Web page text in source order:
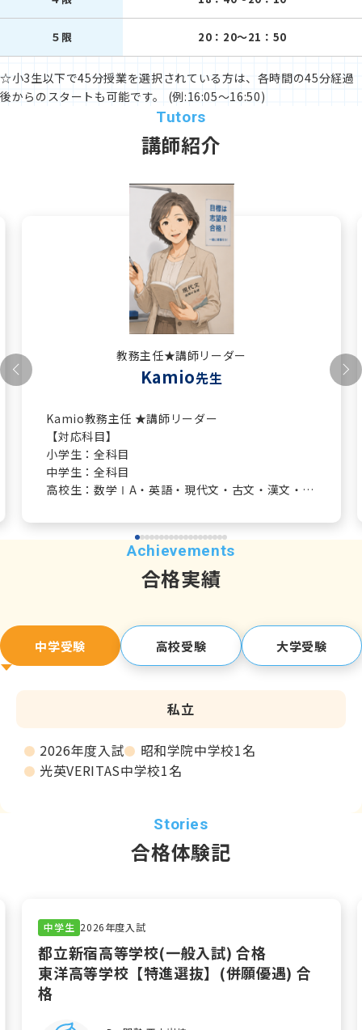
５限 20：20～21：50
☆小3生以下で45分授業を選択されている方は、各時間の45分経過
後からのスタートも可能です。 (例:16:05～16:50)
講師紹介
教務主任★講師リーダー
Kamio先生
Kamio教務主任 ★講師リーダー
【対応科目】
小学生：全科目
中学生：全科目
高校生：数学ⅠA・英語・現代文・古文・漢文・歴
熱心で的確な指導に定評があり、結果が出ている
生徒さんが多数おります！
国語や社会は特に、Kokabuが聞いていても「ふむ
も「話が面白い」という
お声をよくいただきます。開校当初から西小岩校
で働いてくれており、
合格実績
中学受験 高校受験 大学受験
私立
2026年度入試
昭和学院中学校1名
光英VERITAS中学校1名
合格体験記
中学生 2026年度入試
都立新宿高等学校(一般入試) 合格
東洋高等学校【特進選抜】(併願優遇) 合
格